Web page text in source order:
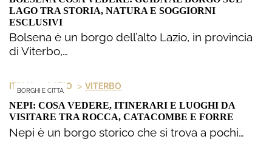
LAGO TRA STORIA, NATURA E SOGGIORNI
ESCLUSIVI
Bolsena è un borgo dell’alto Lazio, in provincia
di Viterbo,…
BORGHI E CITTA
ITALIA > LAZIO > VITERBO
NEPI: COSA VEDERE, ITINERARI E LUOGHI DA
VISITARE TRA ROCCA, CATACOMBE E FORRE
Nepi è un borgo storico che si trova a pochi…